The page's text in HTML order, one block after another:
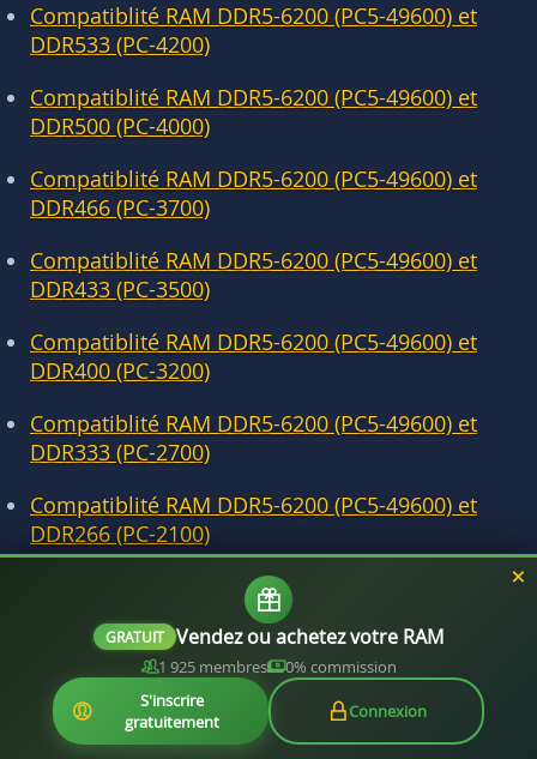
Compatiblité RAM DDR5-6200 (PC5-49600) et
DDR533 (PC-4200)
Compatiblité RAM DDR5-6200 (PC5-49600) et
DDR500 (PC-4000)
Compatiblité RAM DDR5-6200 (PC5-49600) et
DDR466 (PC-3700)
Compatiblité RAM DDR5-6200 (PC5-49600) et
DDR433 (PC-3500)
Compatiblité RAM DDR5-6200 (PC5-49600) et
DDR400 (PC-3200)
Compatiblité RAM DDR5-6200 (PC5-49600) et
DDR333 (PC-2700)
Compatiblité RAM DDR5-6200 (PC5-49600) et
DDR266 (PC-2100)
Compatiblité RAM DDR5-6200 (PC5-49600) et
DDR200 (PC-1600)
GRATUIT Vendez ou achetez votre RAM
1 925 membres
0% commission
S'inscrire
gratuitement
Connexion